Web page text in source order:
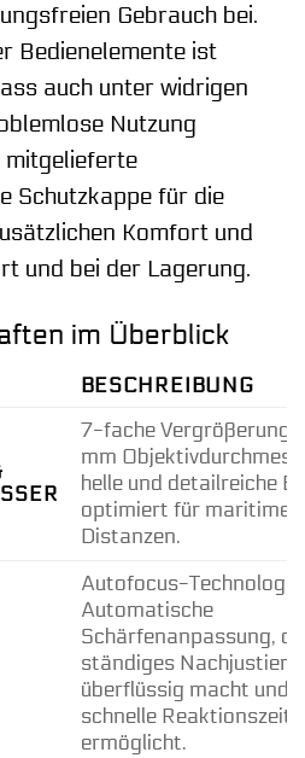
Gebrauch bei.
Bedienelemente ist
auch unter widrigen
Nutzung
mitgelieferte
Schutzkappe für die
Komfort und
und bei der Lagerung.
im Überblick
BESCHREIBUNG
7-fache Vergrößerung
mm
helle und detailreiche
optimiert für maritime
Distanzen.
Autofocus-Technologie:
Automatische
Schärfenanpassung,
ständiges
überflüssig macht und
schnelle Reaktionszeit
ermöglicht.